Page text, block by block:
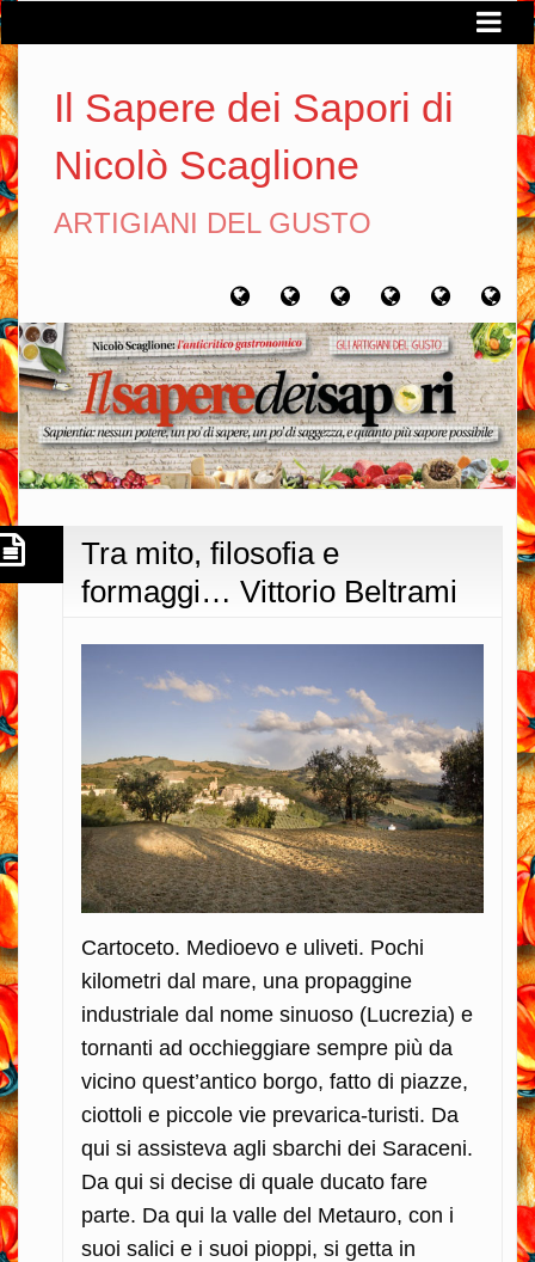
Il Sapere dei Sapori di
Nicolò Scaglione
ARTIGIANI DEL GUSTO
Home Chi
sono
Artigiani
del
gusto
Viaggi
del
gusto
Filosofia
del
gusto
Tra mito, filosofia e
formaggi… Vittorio Beltrami
Cartoceto. Medioevo e uliveti. Pochi
kilometri dal mare, una propaggine
industriale dal nome sinuoso (Lucrezia) e
tornanti ad occhieggiare sempre più da
vicino quest’antico borgo, fatto di piazze,
ciottoli e piccole vie prevarica-turisti. Da
qui si assisteva agli sbarchi dei Saraceni.
Da qui si decise di quale ducato fare
parte. Da qui la valle del Metauro, con i
suoi salici e i suoi pioppi, si getta in